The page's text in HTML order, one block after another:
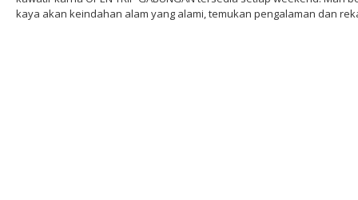
kaya akan keindahan alam yang alami, temukan pengalaman dan